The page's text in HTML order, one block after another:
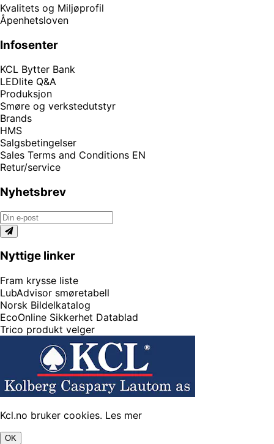
Kvalitets og Miljøprofil
Åpenhetsloven
Infosenter
KCL Bytter Bank
LEDlite Q&A
Produksjon
Smøre og verkstedutstyr
Brands
HMS
Salgsbetingelser
Sales Terms and Conditions EN
Retur/service
Nyhetsbrev
Nyttige linker
Fram krysse liste
LubAdvisor smøretabell
Norsk Bildelkatalog
EcoOnline Sikkerhet Datablad
Trico produkt velger
Kcl.no bruker cookies. Les mer
OK